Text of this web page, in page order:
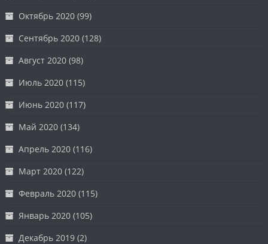
Октябрь 2020 (99)
Сентябрь 2020 (128)
Август 2020 (98)
Июль 2020 (115)
Июнь 2020 (117)
Май 2020 (134)
Апрель 2020 (116)
Март 2020 (122)
Февраль 2020 (115)
Январь 2020 (105)
Декабрь 2019 (2)